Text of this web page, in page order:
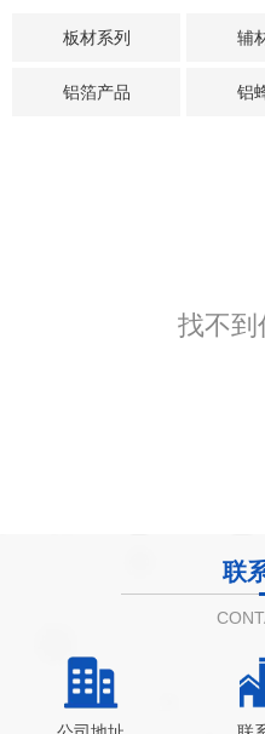
板材系列 辅
铝箔产品 铝
找不到
联